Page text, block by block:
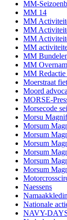
MM-
MM 14
MM
MM
MM
MM
MM
MM
MM Redactie
Moerstraat
Moord
MORSE-
Morsecode
Morsu
Morsum
Morsum
Morsum
Morsum
Morsum
Morsum
Naessens
Nationale
NAVY-